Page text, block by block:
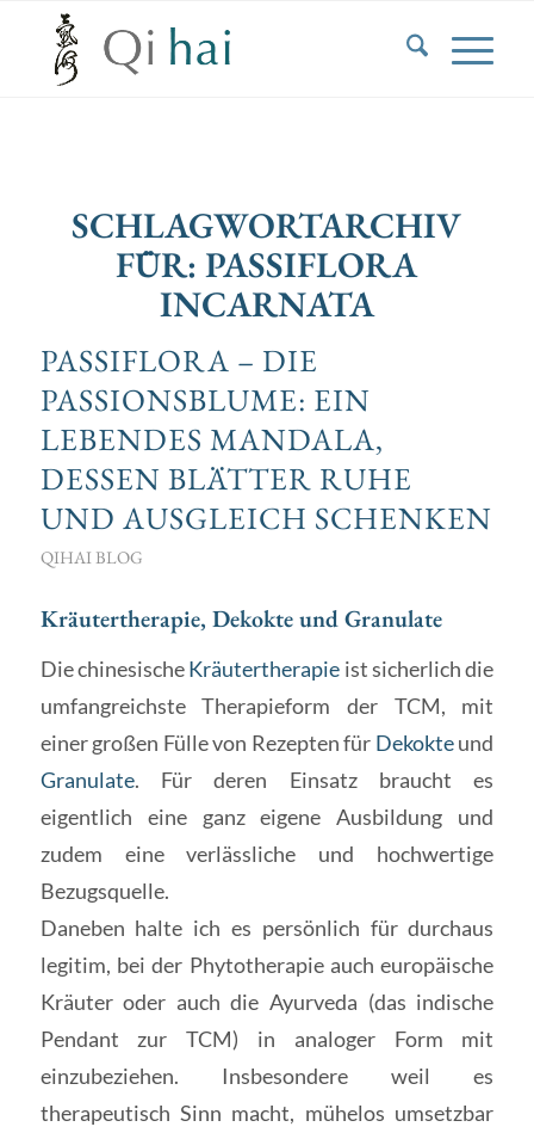
SCHLAGWORTARCHIV
FÜR:PASSIFLORA
INCARNATA
PASSIFLORA – DIE
PASSIONSBLUME: EIN
LEBENDES MANDALA,
DESSEN BLÄTTER RUHE
UND AUSGLEICH SCHENKEN
QIHAI BLOG
Kräutertherapie, Dekokte und Granulate
Die chinesischeKräutertherapie ist sicherlich die
umfangreichste Therapieform der TCM, mit
einer großen Fülle von Rezepten für Dekokteund
Granulate. Für deren Einsatz braucht es
eigentlich eine ganz eigene Ausbildung und
zudem eine verlässliche und hochwertige
Bezugsquelle.
Daneben halte ich es persönlich für durchaus
legitim, bei der Phytotherapie auch europäische
Kräuter oder auch die Ayurveda (das indische
Pendant zur TCM) in analoger Form mit
einzubeziehen. Insbesondere weil es
therapeutisch Sinn macht, mühelos umsetzbar